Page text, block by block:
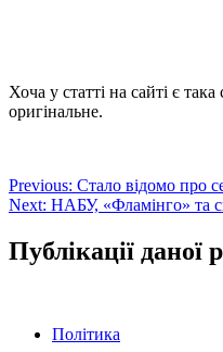
Хоча у статті на сайті є
оригінальне.
Навігація
записів
Previous: Стало відомо про
Next: НАБУ, «Фламінго» та
Публікації даної
Політика